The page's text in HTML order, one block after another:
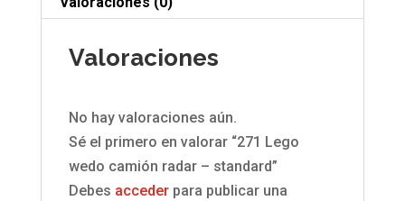
cantidad
Valoraciones
No hay valoraciones aún.
Sé el primero en valorar “271 Lego
wedo camión radar – standard”
Debes accederpara publicar una